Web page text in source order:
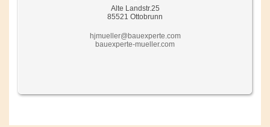
Alte Landstr.25
85521 Ottobrunn
hjmueller@bauexperte.com
bauexperte-mueller.com